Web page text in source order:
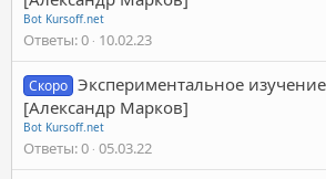
Bot Kursoff.net
Ответы 0 10.02.23
Скоро Экспериментальное
[Александр Марков]
Bot Kursoff.net
Ответы 0 05.03.22